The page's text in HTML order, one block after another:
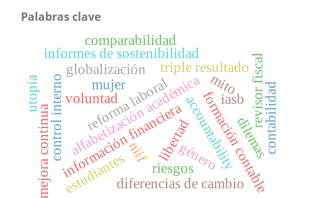
Palabras clave
alfabetización académicaformación contable
triple resultado
informes de sostenibilidad
accountability
revisor fiscal
información financiera
control interno reforma laboral
voluntad
libertad contabilidad
diferencias de cambio
niif
estudiantes
mejora continua género
mujer
comparabilidad
globalización
iasb
mito
riesgos
utopía
dilemas